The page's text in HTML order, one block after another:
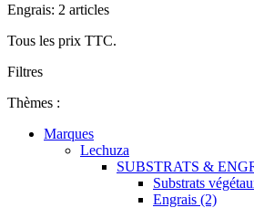
Engrais: 2 articles
Tous les prix TTC.
Filtres
Thèmes :
Marques
Lechuza
SUBSTRATS &
Substrats
Engrais (2)